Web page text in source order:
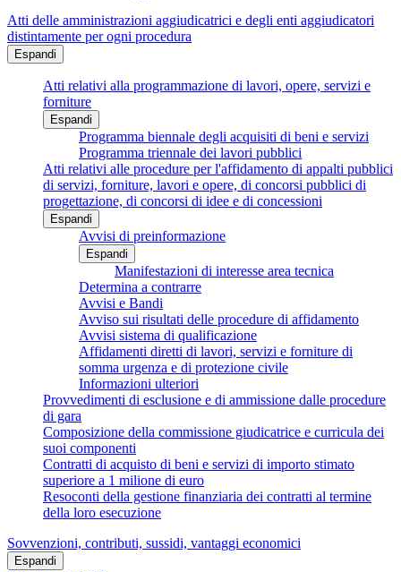
Atti delle amministrazioni aggiudicatrici e degli enti aggiudicatori
distintamente per ogni procedura
Espandi
Atti relativi alla programmazione di lavori, opere, servizi e
forniture
Espandi
Programma biennale degli acquisiti di beni e servizi
Programma triennale dei lavori pubblici
Atti relativi alle procedure per l'affidamento di appalti pubblici
di servizi, forniture, lavori e opere, di concorsi pubblici di
progettazione, di concorsi di idee e di concessioni
Espandi
Avvisi di preinformazione
Espandi
Manifestazioni di interesse area tecnica
Determina a contrarre
Avvisi e Bandi
Avviso sui risultati delle procedure di affidamento
Avvisi sistema di qualificazione
Affidamenti diretti di lavori, servizi e forniture di
somma urgenza e di protezione civile
Informazioni ulteriori
Provvedimenti di esclusione e di ammissione dalle procedure
di gara
Composizione della commissione giudicatrice e curricula dei
suoi componenti
Contratti di acquisto di beni e servizi di importo stimato
superiore a 1 milione di euro
Resoconti della gestione finanziaria dei contratti al termine
della loro esecuzione
Sovvenzioni, contributi, sussidi, vantaggi economici
Espandi